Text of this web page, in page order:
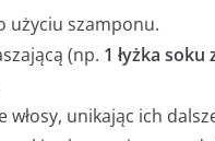
użyciu szamponu.
(np. 1 łyżka
unikając ich